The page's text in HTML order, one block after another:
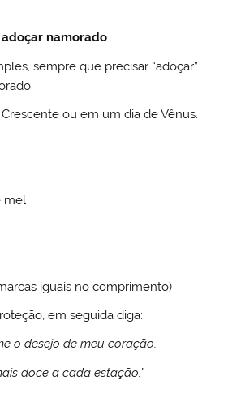
namorado
sempre que precisar “adoçar”
ou em um dia de Vênus.
mel
iguais no comprimento)
em seguida diga:
o desejo de meu coração,
doce a cada estação.”